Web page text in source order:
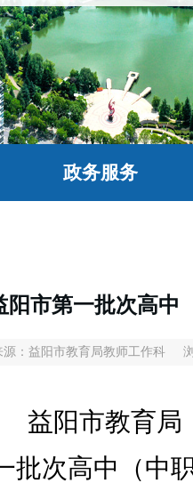
政务服务
阳市第一批次高中
源：益阳市教育局教师工作科
益阳市教育局
批次高中（中